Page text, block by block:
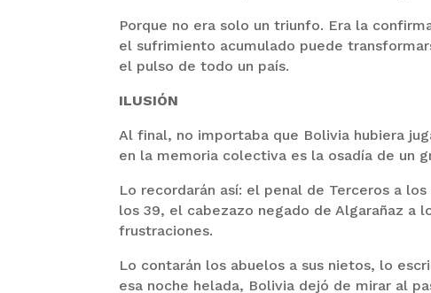
Porque no era solo un triunfo. Era la
el sufrimiento acumulado puede
el pulso de todo un país.
ILUSIÓN
Al final, no importaba que Bolivia hubiera
en la memoria colectiva es la osadía de un
Lo recordarán así: el penal de Terceros a
los 39, el cabezazo negado de Algarañaz a
frustraciones.
Lo contarán los abuelos a sus nietos, lo
esa noche helada, Bolivia dejó de mirar al